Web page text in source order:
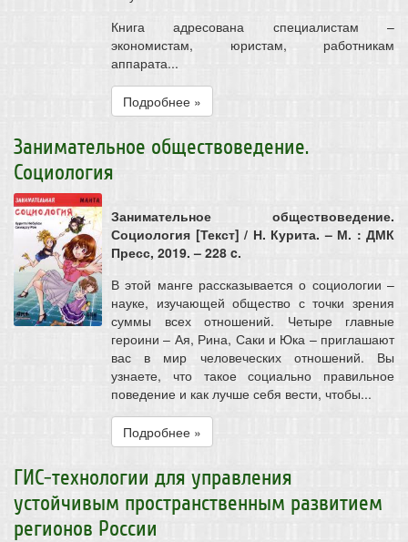
Книга адресована специалистам –
экономистам, юристам, работникам
аппарата...
Подробнее »
Занимательное обществоведение.
Социология
Занимательное обществоведение.
Социология [Текст] / Н. Курита. – М. : ДМК
Пресс, 2019. – 228 c.
В этой манге рассказывается о социологии –
науке, изучающей общество с точки зрения
суммы всех отношений. Четыре главные
героини – Ая, Рина, Саки и Юка – приглашают
вас в мир человеческих отношений. Вы
узнаете, что такое социально правильное
поведение и как лучше себя вести, чтобы...
Подробнее »
ГИС-технологии для управления
устойчивым пространственным развитием
регионов России